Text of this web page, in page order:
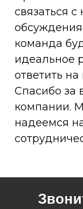
связаться
команда
идеальное
ответить
Спасибо за
компании.
надеемся